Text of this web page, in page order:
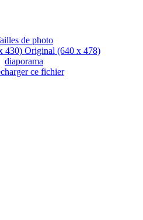
de photo
430) Original (640 x 478)
diaporama
ce fichier